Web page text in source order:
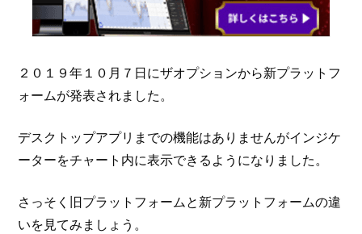
２０１９年１０月７日にザオプションから新プラットフ
ォームが発表されました。
デスクトップアプリまでの機能はありませんがインジケ
ーターをチャート内に表示できるようになりました。
さっそく旧プラットフォームと新プラットフォームの違
いを見てみましょう。